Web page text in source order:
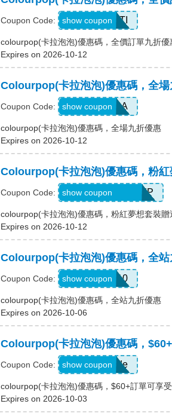
Coupon Code: KRISTI
show coupon
colourpop(卡拉泡泡)優惠碼，全價訂單九折優
Expires on 2026-10-12
Colourpop(卡拉泡泡)優惠碼，全場
Coupon Code: MIMERA
show coupon
colourpop(卡拉泡泡)優惠碼，全場九折優惠
Expires on 2026-10-12
Colourpop(卡拉泡泡)優惠碼，粉
Coupon Code: FREECLOUDWHIP
show coupon
colourpop(卡拉泡泡)優惠碼，粉紅夢想套裝贈
Expires on 2026-10-12
Colourpop(卡拉泡泡)優惠碼，全站
Coupon Code: WTFAB10
show coupon
colourpop(卡拉泡泡)優惠碼，全站九折優惠
Expires on 2026-10-06
Colourpop(卡拉泡泡)優惠碼，
Coupon Code: Show Code
show coupon
colourpop(卡拉泡泡)優惠碼，$60+訂單可享
Expires on 2026-10-03